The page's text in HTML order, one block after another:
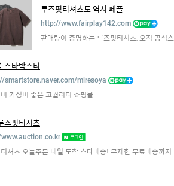
루즈핏티셔츠도 역시 페플
http://www.fairplay142.com
판매량이 증명하는 루즈핏티셔츠, 오직 공식
스타박스티
smartstore.naver.com/miresoya
가성비 좋은 고퀄리티 쇼핑몰
즈핏티셔츠
셔츠 오늘주문 내일 도착 스타배송! 무제한 무료배송까지